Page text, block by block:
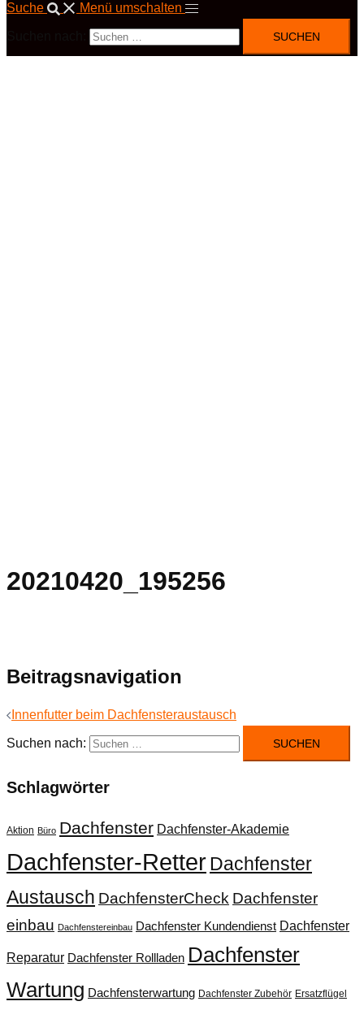
Suche Menü umschalten
20210420_195256
Beitragsnavigation
Innenfutter beim Dachfensteraustausch
Suchen nach:
Schlagwörter
Aktion Büro Dachfenster Dachfenster-Akademie
Dachfenster-RetterDachfenster
Austausch DachfensterCheck Dachfenster
einbau Dachfenstereinbau Dachfenster Kundendienst Dachfenster
Reparatur Dachfenster Rollladen Dachfenster
Wartung Dachfensterwartung Dachfenster Zubehör Ersatzflügel